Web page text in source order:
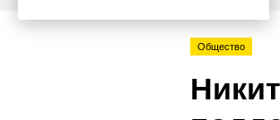
Общество